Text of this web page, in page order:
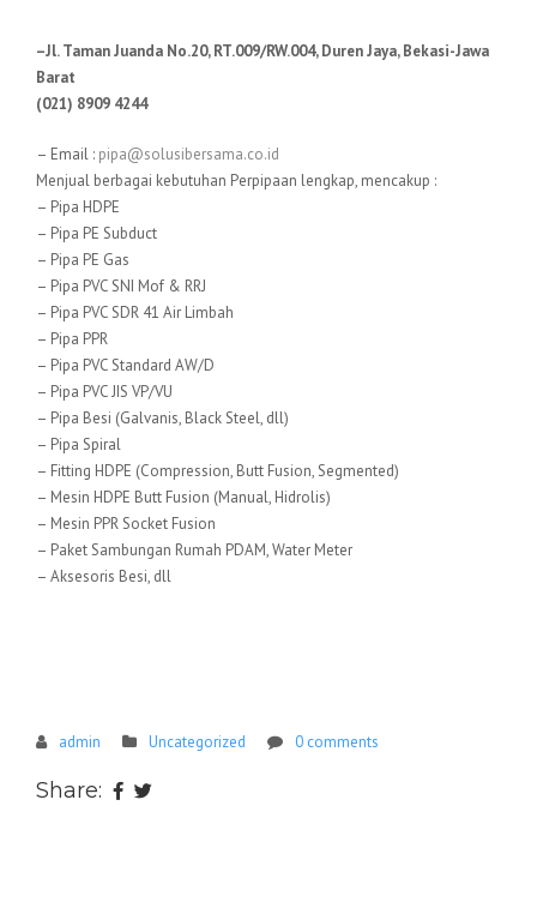
–Jl. Taman Juanda No.20, RT.009/RW.004, Duren Jaya, Bekasi-Jawa
Barat
(021) 8909 4244
– Email : pipa@solusibersama.co.id
Menjual berbagai kebutuhan Perpipaan lengkap, mencakup :
– Pipa HDPE
– Pipa PE Subduct
– Pipa PE Gas
– Pipa PVC SNI Mof & RRJ
– Pipa PVC SDR 41 Air Limbah
– Pipa PPR
– Pipa PVC Standard AW/D
– Pipa PVC JIS VP/VU
– Pipa Besi (Galvanis, Black Steel, dll)
– Pipa Spiral
– Fitting HDPE (Compression, Butt Fusion, Segmented)
– Mesin HDPE Butt Fusion (Manual, Hidrolis)
– Mesin PPR Socket Fusion
– Paket Sambungan Rumah PDAM, Water Meter
– Aksesoris Besi, dll
admin Uncategorized 0 comments
Share: